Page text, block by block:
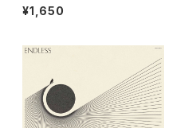
ope Pairty
¥1,650